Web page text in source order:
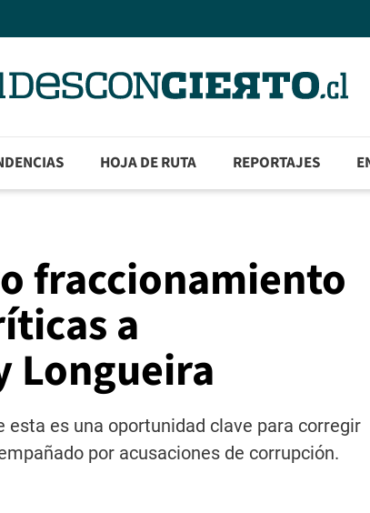
HOJA DE RUTA REPORTAJES
fraccionamiento
a
Longueira
esta es una oportunidad clave para corregir
por acusaciones de corrupción.